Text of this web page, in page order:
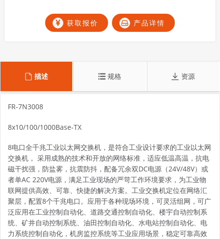
获取报价 产品详情
描述 规格 资源
FR-7N3008
8x10/100/1000Base-TX
8电口全千兆工业以太网交换机，是符合工业设计要求的工业以太网
交换机， 采用成熟的技术和开放的网络标准，适应低温高温，抗电
磁干扰强，防盐雾，抗震防抖，配备冗余双DC电源（24V/48V）或
者单AC 220V电源，满足工业现场的严苛工作环境要求，为工业物
联网提供高效、可靠、快捷的解决方案。工业交换机定位在网络汇
聚层，配置8个千兆电口。应用于各种现场环境，可灵活组网，可广
泛应用在工业控制自动化、道路交通控制自动化、楼宇自动控制系
统、矿井自动控制系统、油田控制自动化、水电站控制自动化、电
力系统控制自动化，机房监控系统等工业应用场景，稳定可靠高效